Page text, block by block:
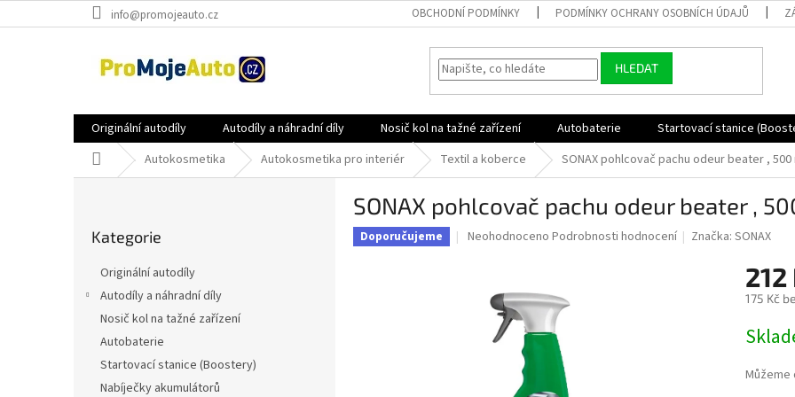
na
info@promojeauto.cz OBCHODNÍ PODMÍNKY PODMÍNKY OCHRANY OSOBNÍCH ÚDAJŮ
HLEDAT
Originální autodíly Autodíly a náhradní díly Nosič kol na tažné zařízení Autobaterie Startovací stanice
Domů Autokosmetika Autokosmetika pro interiér Textil a koberce SONAX pohlcovač pachu odeur beater , 500
kategorie
Kategorie
Originální autodíly
Autodíly a náhradní díly
Nosič kol na tažné zařízení
Autobaterie
Startovací stanice (Boostery)
Nabíječky akumulátorů
SONAX pohlcovač pachu odeur beater ,
Doporučujeme
Průměrné
hvězdiček.
Neohodnoceno Podrobnosti hodnocení Značka:SONAX
212
175 Kč
cena:
Můžeme